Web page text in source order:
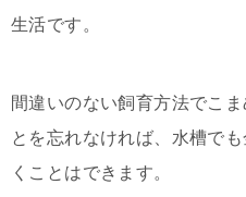
生活です。
間違いのない飼育方法でこ
とを忘れなければ、水槽で
くことはできます。